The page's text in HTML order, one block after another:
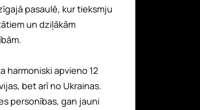
pasaulē, kur tieksmju
un dziļākām
harmoniski apvieno 12
bet arī no Ukrainas.
personības, gan jauni